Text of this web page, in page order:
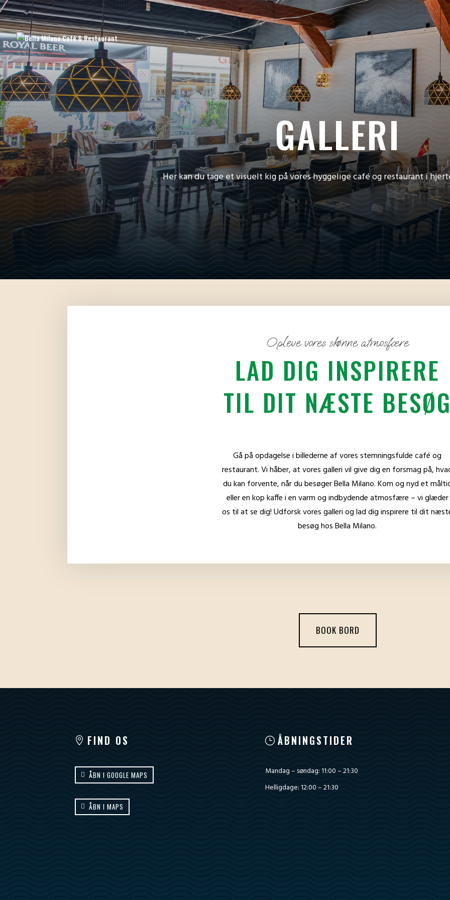
GALLERI
Her kan du tage et visuelt kig på vores hyggelige café og restaurant i
Opleve vores skønne atmosfære
LAD DIG INSPIRERE
TIL DIT NÆSTE
Gå på opdagelse i billederne af vores stemningsfulde café og
restaurant. Vi håber, at vores galleri vil give dig en forsmag på,
du kan forvente, når du besøger Bella Milano. Kom og nyd et
eller en kop kaffe i en varm og indbydende atmosfære – vi glæder
os til at se dig! Udforsk vores galleri og lad dig inspirere til dit
besøg hos Bella Milano.
BOOK BORD
FIND OS
ÅBN I GOOGLE MAPS
ÅBN I MAPS
ÅBNINGSTIDER
Mandag – søndag: 11:00 – 21:30
Helligdage: 12:00 – 21:30